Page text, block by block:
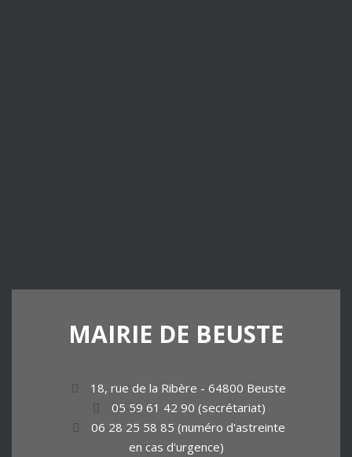
MAIRIE DE BEUSTE
18, rue de la Ribère - 64800 Beuste
05 59 61 42 90 (secrétariat)
06 28 25 58 85 (numéro d'astreinte
en cas d'urgence)